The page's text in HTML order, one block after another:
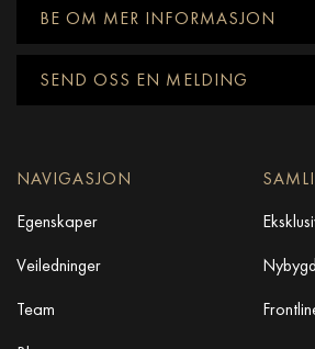
BE OM MER INFORMASJON
SEND OSS EN MELDING
NAVIGASJON
Egenskaper
Veiledninger
Team
Nybygd